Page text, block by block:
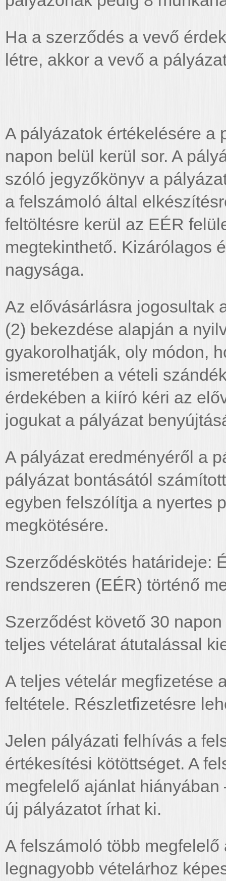
Ha a szerződés a vevő
létre, akkor a vevő a
A pályázatok értékelésére a
napon belül kerül sor. A
szóló jegyzőkönyv a
a felszámoló által
feltöltésre kerül az EÉR
megtekinthető. Kizárólagos
nagysága.
Az elővásárlásra jogosultak
(2) bekezdése alapján a
gyakorolhatják, oly módon,
ismeretében a vételi
érdekében a kiíró kéri az
jogukat a pályázat
A pályázat eredményéről a
pályázat bontásától
egyben felszólítja a nyertes
megkötésére.
Szerződéskötés határideje:
rendszeren (EÉR) történő
Szerződést követő 30
teljes vételárat átutalással
A teljes vételár megfizetése
feltétele. Részletfizetésre
Jelen pályázati felhívás a
értékesítési kötöttséget. A
megfelelő ajánlat
új pályázatot írhat ki.
A felszámoló több
legnagyobb vételárhoz